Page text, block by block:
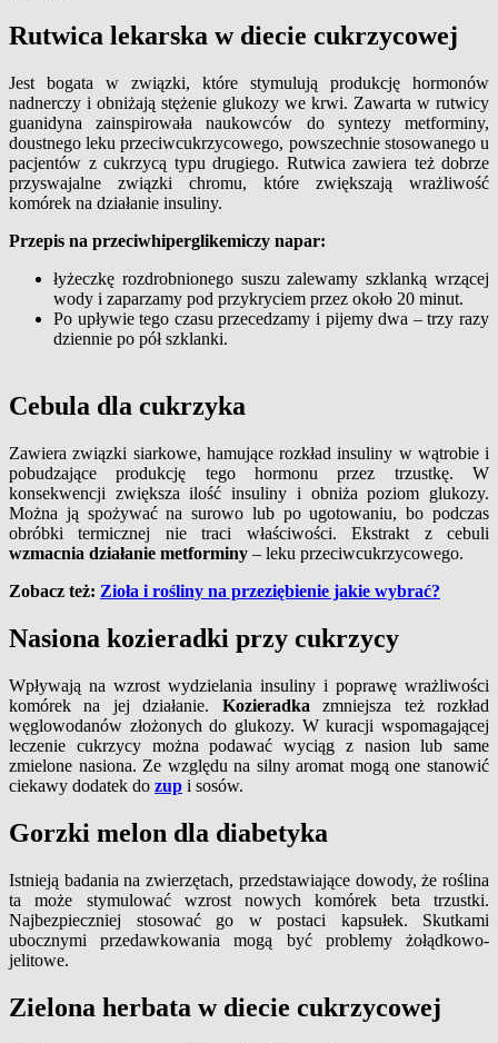
Rutwica lekarska w diecie cukrzycowej
Jest bogata w związki, które stymulują produkcję hormonów
nadnerczy i obniżają stężenie glukozy we krwi. Zawarta w rutwicy
guanidyna zainspirowała naukowców do syntezy metforminy,
doustnego leku przeciwcukrzycowego, powszechnie stosowanego u
pacjentów z cukrzycą typu drugiego. Rutwica zawiera też dobrze
przyswajalne związki chromu, które zwiększają wrażliwość
komórek na działanie insuliny.
Przepis na przeciwhiperglikemiczy napar:
łyżeczkę rozdrobnionego suszu zalewamy szklanką wrzącej
wody i zaparzamy pod przykryciem przez około 20 minut.
Po upływie tego czasu przecedzamy i pijemy dwa – trzy razy
dziennie po pół szklanki.
Cebula dla cukrzyka
Zawiera związki siarkowe, hamujące rozkład insuliny w wątrobie i
pobudzające produkcję tego hormonu przez trzustkę. W
konsekwencji zwiększa ilość insuliny i obniża poziom glukozy.
Można ją spożywać na surowo lub po ugotowaniu, bo podczas
obróbki termicznej nie traci właściwości. Ekstrakt z cebuli
wzmacnia działanie metforminy – leku przeciwcukrzycowego.
Zobacz też: Zioła i rośliny na przeziębienie jakie wybrać?
Nasiona kozieradki przy cukrzycy
Wpływają na wzrost wydzielania insuliny i poprawę wrażliwości
komórek na jej działanie. Kozieradka zmniejsza też rozkład
węglowodanów złożonych do glukozy. W kuracji wspomagającej
leczenie cukrzycy można podawać wyciąg z nasion lub same
zmielone nasiona. Ze względu na silny aromat mogą one stanowić
ciekawy dodatek do zup i sosów.
Gorzki melon dla diabetyka
Istnieją badania na zwierzętach, przedstawiające dowody, że roślina
ta może stymulować wzrost nowych komórek beta trzustki.
Najbezpieczniej stosować go w postaci kapsułek. Skutkami
ubocznymi przedawkowania mogą być problemy żołądkowo-
jelitowe.
Zielona herbata w diecie cukrzycowej